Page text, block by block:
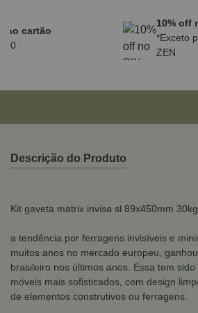
Parcele em até 10x sem juros
para compras acima de
Descrição do Produto
Kit gaveta matrix invisa sl 89x450mm
a tendência por ferragens invisíveis e
muitos anos no mercado europeu,
brasileiro nos últimos anos. Essa tem
móveis mais sofisticados, com design
de elementos construtivos ou ferragens.